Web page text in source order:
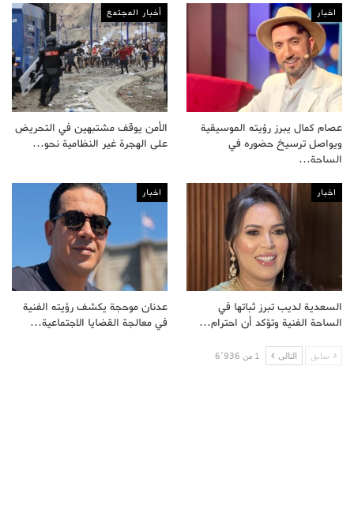
اخبار
عصام كمال يبرز رؤيته الموسيقية
ويواصل ترسيخ حضوره في
الساحة…
أخبار المجتمع
الأمن يوقف مشتبهين في التحريض
على الهجرة غير النظامية نحو…
اخبار
السعدية لديب تبرز ثباتها في
الساحة الفنية وتؤكد أن احترام…
اخبار
عدنان موحجة يكشف رؤيته الفنية
في معالجة القضايا الاجتماعية…
سابق التالى 1 من 6٬936